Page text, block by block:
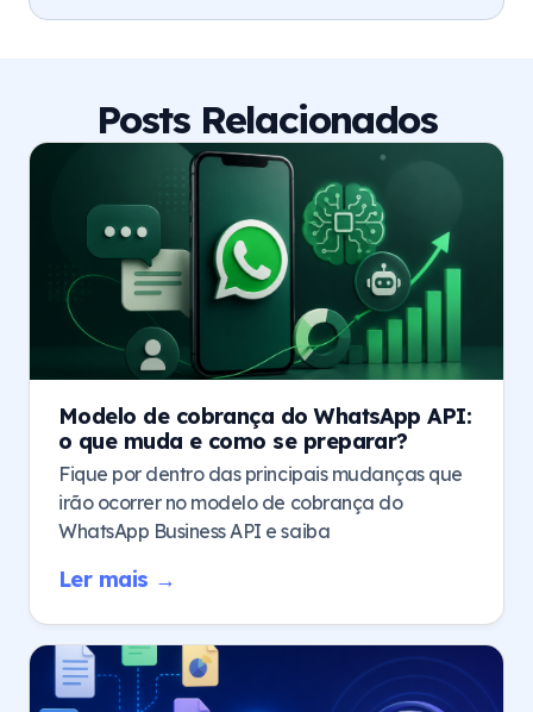
Posts Relacionados
Modelo de cobrança do WhatsApp API:
o que muda e como se preparar?
Fique por dentro das principais mudanças que
irão ocorrer no modelo de cobrança do
WhatsApp Business API e saiba
Ler mais →